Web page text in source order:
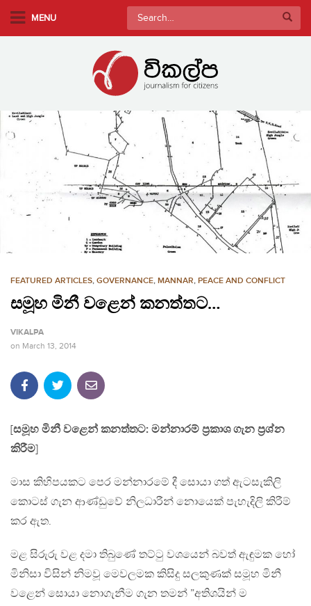
m
MENU
Search
for:
FEATURED ARTICLES, GOVERNANCE, MANNAR, PEACE AND CONFLICT
සමූහ මිනී වළෙන් කනත්තට…
VIKALPA
on March 13, 2014
[සමූහ මිනී වළෙන් කනත්තට: මන්නාරම් ප‍්‍රකාශ ගැන ප‍්‍රශ්න
කිරීම]
මාස කිහිපයකට පෙර මන්නාරමේ දී සොයා ගත් ඇටසැකිලි
කොටස් ගැන ආණ්ඩුවේ නිලධාරීන් නොයෙක් පැහැදිලි කිරීම්
කර ඇත.
මළ සිරුරු වළ දමා තිබුණේ තට්ටු වශයෙන් බවත් ඇඳුමක හෝ
මිනිසා විසින් නිමවූ මෙවලමක කිසිදු සලකුණක් සමූහ මිනී
වළෙන් සොයා නොගැනීම ගැන තමන් ”අතිශයින් ම